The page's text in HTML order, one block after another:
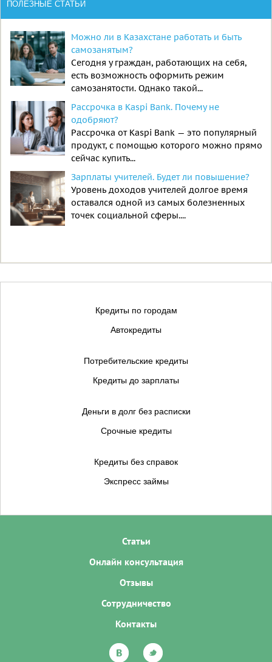
ПОЛЕЗНЫЕ СТАТЬИ
Можно ли в Казахстане работать и быть
самозанятым?
Сегодня у граждан, работающих на себя,
есть возможность оформить режим
самозанятости. Однако такой...
Рассрочка в Kaspi Bank. Почему не
одобряют?
Рассрочка от Kaspi Bank — это популярный
продукт, с помощью которого можно прямо
сейчас купить...
Зарплаты учителей. Будет ли повышение?
Уровень доходов учителей долгое время
оставался одной из самых болезненных
точек социальной сферы....
Кредиты по городам
Автокредиты
Потребительские кредиты
Кредиты до зарплаты
Деньги в долг без расписки
Срочные кредиты
Кредиты без справок
Экспресс займы
Статьи
Онлайн консультация
Отзывы
Сотрудничество
Контакты